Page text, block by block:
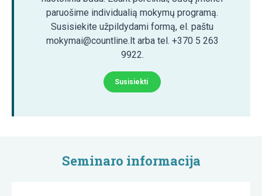
paruošime individualią mokymų programą.
Susisiekite užpildydami formą, el. paštu
mokymai@countline.lt arba tel. +370 5 263
9922.
Susisiekti
Seminaro informacija